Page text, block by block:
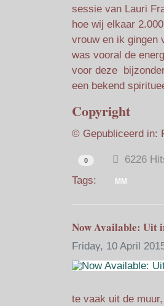
sessie van Lauri
hoe wij elkaar
vrouw en ik gingen
was vooral de
voor deze
een bekend
Copyright
© Gepubliceerd in:
0 6226
Tags:
MM
Now Available: Uit
Friday, 10 April
te vaak uit de